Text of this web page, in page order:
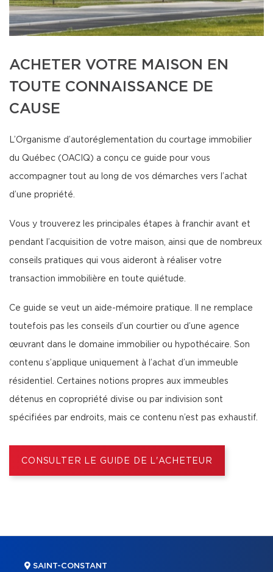
ACHETER VOTRE MAISON EN
TOUTE CONNAISSANCE DE
CAUSE
L’Organisme d’autoréglementation du courtage immobilier
du Québec (OACIQ) a conçu ce guide pour vous
accompagner tout au long de vos démarches vers l’achat
d’une propriété.
Vous y trouverez les principales étapes à franchir avant et
pendant l’acquisition de votre maison, ainsi que de nombreux
conseils pratiques qui vous aideront à réaliser votre
transaction immobilière en toute quiétude.
Ce guide se veut un aide-mémoire pratique. Il ne remplace
toutefois pas les conseils d’un courtier ou d’une agence
œuvrant dans le domaine immobilier ou hypothécaire. Son
contenu s’applique uniquement à l’achat d’un immeuble
résidentiel. Certaines notions propres aux immeubles
détenus en copropriété divise ou par indivision sont
spécifiées par endroits, mais ce contenu n’est pas exhaustif.
CONSULTER LE GUIDE DE L'ACHETEUR
SAINT-CONSTANT